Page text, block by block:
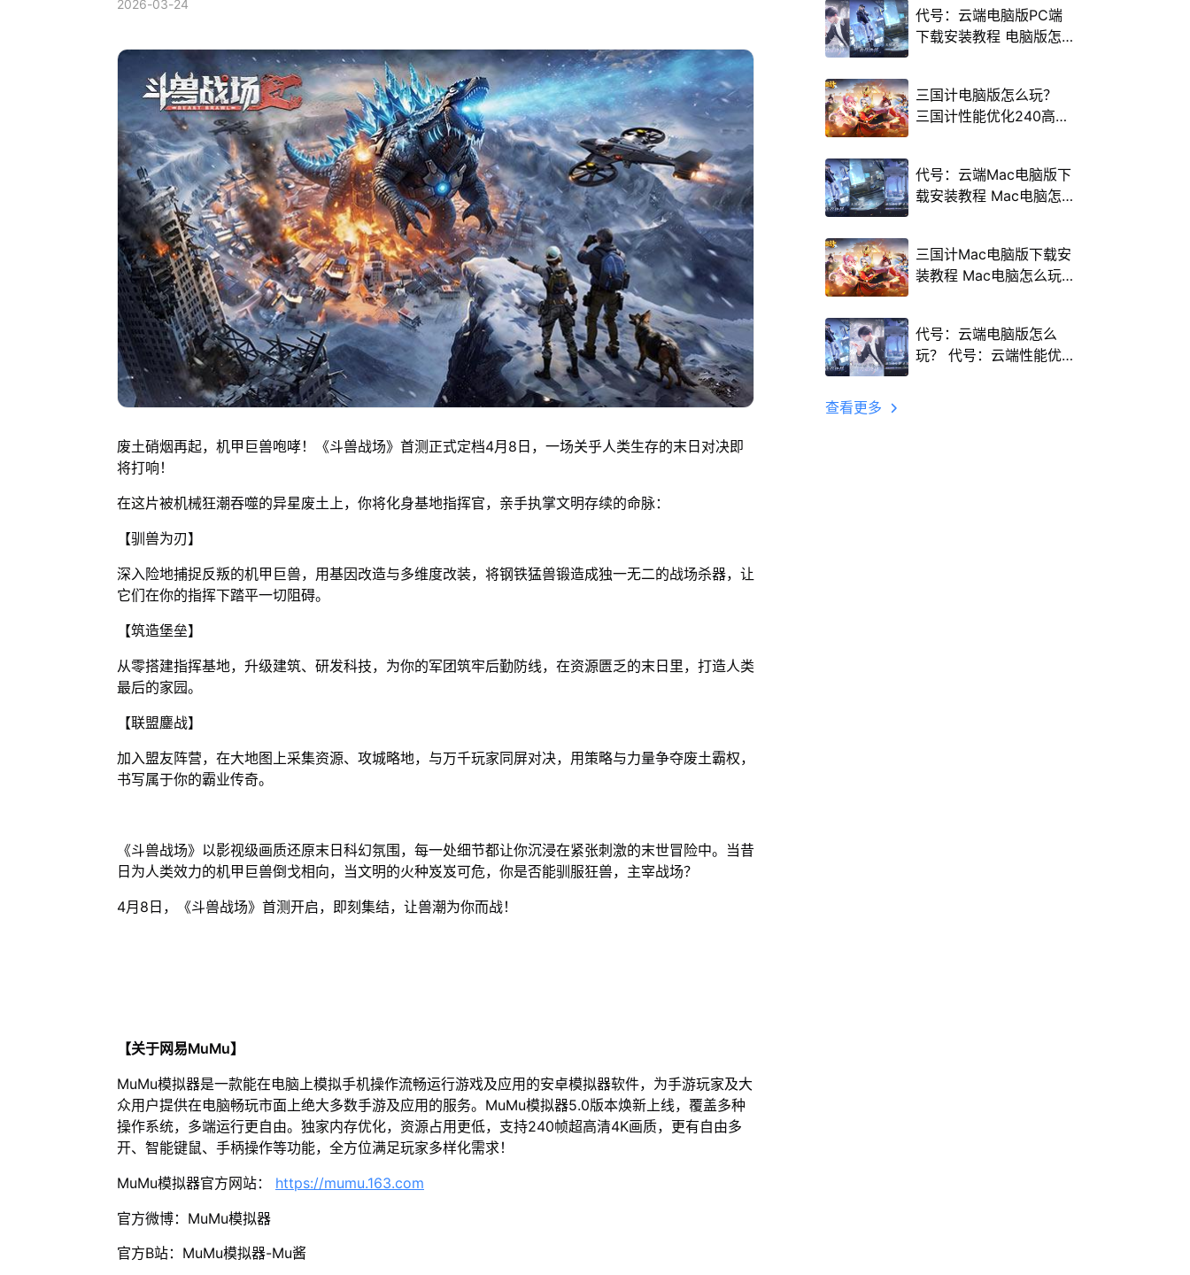
2026-03-24
废土硝烟再起，机甲巨兽咆哮！《斗兽战场》首测正式定档4月8日，一场关乎人类生存的末日对决即
将打响！
在这片被机械狂潮吞噬的异星废土上，你将化身基地指挥官，亲手执掌文明存续的命脉：
【驯兽为刃】
深入险地捕捉反叛的机甲巨兽，用基因改造与多维度改装，将钢铁猛兽锻造成独一无二的战场杀器，让
它们在你的指挥下踏平一切阻碍。
【筑造堡垒】
从零搭建指挥基地，升级建筑、研发科技，为你的军团筑牢后勤防线，在资源匮乏的末日里，打造人类
最后的家园。
【联盟鏖战】
加入盟友阵营，在大地图上采集资源、攻城略地，与万千玩家同屏对决，用策略与力量争夺废土霸权，
书写属于你的霸业传奇。
《斗兽战场》以影视级画质还原末日科幻氛围，每一处细节都让你沉浸在紧张刺激的末世冒险中。当昔
日为人类效力的机甲巨兽倒戈相向，当文明的火种岌岌可危，你是否能驯服狂兽，主宰战场？
4月8日，《斗兽战场》首测开启，即刻集结，让兽潮为你而战！
【关于网易MuMu】
MuMu模拟器是一款能在电脑上模拟手机操作流畅运行游戏及应用的安卓模拟器软件，为手游玩家及大
众用户提供在电脑畅玩市面上绝大多数手游及应用的服务。MuMu模拟器5.0版本焕新上线，覆盖多种
操作系统，多端运行更自由。独家内存优化，资源占用更低，支持240帧超高清4K画质，更有自由多
开、智能键鼠、手柄操作等功能，全方位满足玩家多样化需求！
MuMu模拟器官方网站： https://mumu.163.com
官方微博：MuMu模拟器
官方B站：MuMu模拟器-Mu酱
代号：云端电脑版PC端
下载安装教程 电脑版怎
三国计电脑版怎么玩？
三国计性能优化240高帧
代号：云端Mac电脑版下
载安装教程 Mac电脑怎
三国计Mac电脑版下载安
装教程 Mac电脑怎么玩
代号：云端电脑版怎么
玩？ 代号：云端性能优
查看更多